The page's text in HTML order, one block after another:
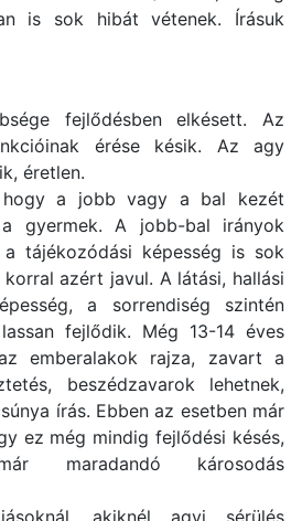
is sok hibát vétenek. Írásuk
fejlődésben elkésett. Az
érése késik. Az agy
éretlen.
hogy a jobb vagy a bal kezét
gyermek. A jobb-bal irányok
a tájékozódási képesség is sok
azért javul. A látási, hallási
a sorrendiség szintén
fejlődik. Még 13-14 éves
emberalakok rajza, zavart a
beszédzavarok lehetnek,
írás. Ebben az esetben már
ez még mindig fejlődési késés,
maradandó károsodás
akiknél agyi sérülés